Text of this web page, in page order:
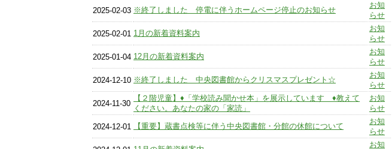
2025-02-03 ※終了しました 停電に伴うホームページ停止のお知らせ
お知
らせ
2025-02-01 1月の新着資料案内
お知
らせ
2025-01-04 12月の新着資料案内
お知
らせ
2024-12-10 ※終了しました 中央図書館からクリスマスプレゼント☆
お知
らせ
2024-11-30
【２階児童】♦「学校読み聞かせ本」を展示しています ♦教えて
ください。あなたの家の「家読」
お知
らせ
2024-12-01 【重要】蔵書点検等に伴う中央図書館・分館の休館について
お知
らせ
お知